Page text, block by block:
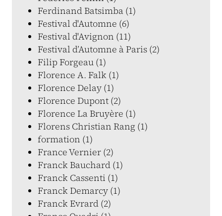
Ferdinand Batsimba (1)
Festival d'Automne (6)
Festival d'Avignon (11)
Festival d’Automne à Paris (2)
Filip Forgeau (1)
Florence A. Falk (1)
Florence Delay (1)
Florence Dupont (2)
Florence La Bruyère (1)
Florens Christian Rang (1)
formation (1)
France Vernier (2)
Franck Bauchard (1)
Franck Cassenti (1)
Franck Demarcy (1)
Franck Evrard (2)